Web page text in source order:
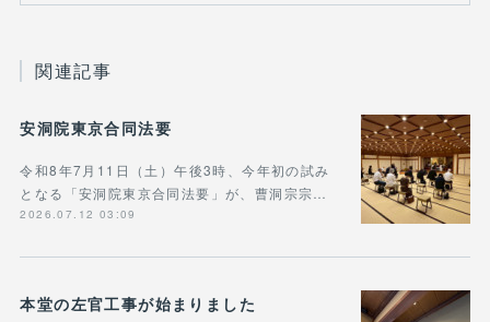
関連記事
安洞院東京合同法要
令和8年7月11日（土）午後3時、今年初の試み
となる「安洞院東京合同法要」が、曹洞宗宗…
2026.07.12 03:09
本堂の左官工事が始まりました